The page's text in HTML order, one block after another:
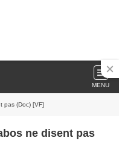
MENU
pas (Doc) [VF]
ne disent pas